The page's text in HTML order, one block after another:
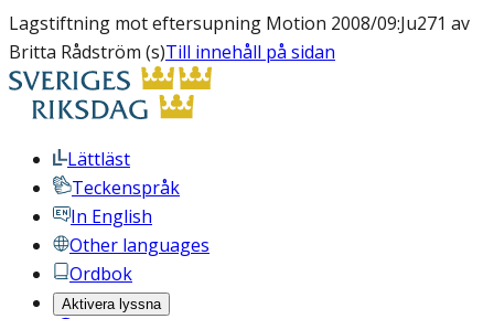
Lagstiftning mot eftersupning Motion 2008/09:Ju271 av
Britta Rådström (s)Till innehåll på sidan
Lättläst
Teckenspråk
In English
Other languages
Ordbok
Aktivera lyssna